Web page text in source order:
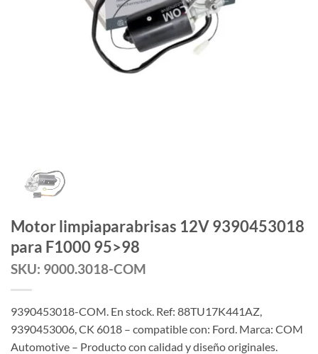
Motor limpiaparabrisas 12V 9390453018
para F1000 95>98
SKU: 9000.3018-COM
9390453018-COM. En stock. Ref: 88TU17K441AZ,
9390453006, CK 6018 – compatible con: Ford. Marca: COM
Automotive – Producto con calidad y diseño originales.